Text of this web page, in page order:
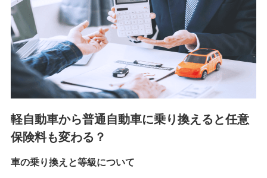
株式会社アシロ少額短期保険 (https://kailash.co.jp/)
SBIいきいき少額短期保険会社 (https://www.i-
sedai.com/)
SBIペット少額短期保険株式会社 (https://www.sbipet-
ssi.co.jp/)
SBIリスタ少額短期保険会社
(https://www.jishin.co.jp/)
スマートプラス少額短期保険株式会社
チューリッヒ少額短期保険株式会社
(https://www.zurichssi.co.jp/)
(https://www.tokiomarine-x.co.jp/)
軽自動車から普通自動車に乗り換えると任意
保険料も変わる？
車の乗り換えと等級について